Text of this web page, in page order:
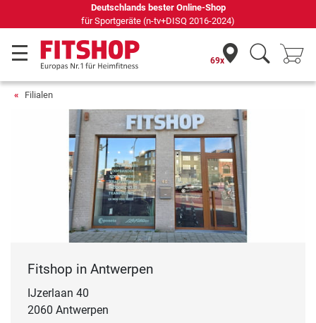
Deutschlands bester Online-Shop
für Sportgeräte (n-tv+DISQ 2016-2024)
69x
Filialen
Fitshop in Antwerpen
IJzerlaan 40
2060 Antwerpen